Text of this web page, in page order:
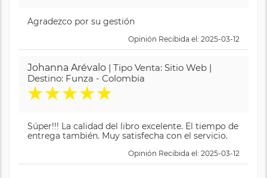
Agradezco por su gestión
Opinión Recibida el: 2025-03-12
Johanna Arévalo | Tipo Venta: Sitio Web |
Destino: Funza - Colombia
★★★★★
Súper!!! La calidad del libro excelente. El tiempo de
entrega también. Muy satisfecha con el servicio.
Opinión Recibida el: 2025-03-12